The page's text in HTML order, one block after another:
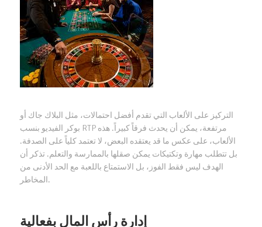
التركيز على الألعاب التي تقدم أفضل احتمالات، مثل البلاك جاك أو
بوكر الفيديو بنسب RTP مرتفعة، يمكن أن يحدث فرقاً كبيراً. هذه
الألعاب، على عكس ما قد يعتقده البعض، لا تعتمد كلياً على الصدفة.
بل تتطلب مهارة وتكتيكات يمكن صقلها بالممارسة والتعلم. تذكر أن
الهدف ليس فقط الفوز، بل الاستمتاع باللعبة مع الحد الأدنى من
المخاطر.
إدارة رأس المال بفعالية